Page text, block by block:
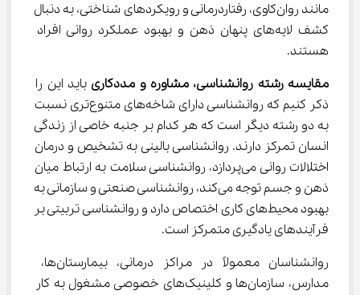
مانند روان‌کاوی، رفتاردرمانی و رویکردهای شناختی، به دنبال
کشف لایه‌های پنهان ذهن و بهبود عملکرد روانی افراد
هستند.
مقایسه رشته روانشناسی، مشاوره و مددکاری باید این را
ذکر کنیم که روانشناسی دارای شاخه‌های متنوع‌تری نسبت
به دو رشته دیگر است که هر کدام بر جنبه خاصی از زندگی
انسان تمرکز دارند. روانشناسی بالینی به تشخیص و درمان
اختلالات روانی می‌پردازد، روانشناسی سلامت به ارتباط میان
ذهن و جسم توجه می‌کند، روانشناسی صنعتی و سازمانی به
بهبود محیط‌های کاری اختصاص دارد و روانشناسی تربیتی بر
فرآیندهای یادگیری متمرکز است.
روانشناسان معمولاً در مراکز درمانی، بیمارستان‌ها،
مدارس، سازمان‌ها و کلینیک‌های خصوصی مشغول به کار